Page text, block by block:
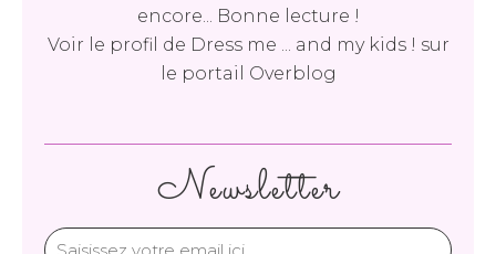
Newsletter
encore... Bonne lecture !
Voir le profil de Dress me ... and my kids ! sur
le portail Overblog